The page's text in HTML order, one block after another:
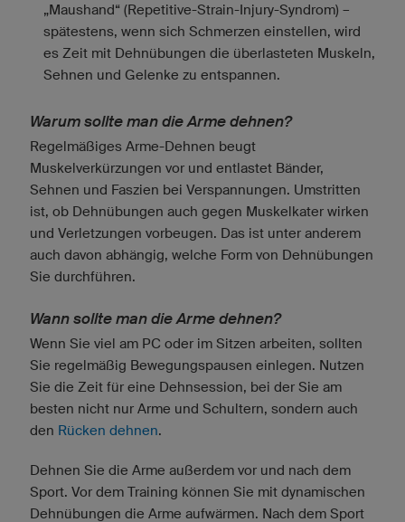
„Maushand“ (Repetitive-Strain-Injury-Syndrom) –
spätestens, wenn sich Schmerzen einstellen, wird
es Zeit mit Dehnübungen die überlasteten Muskeln,
Sehnen und Gelenke zu entspannen.
Warum sollte man die Arme dehnen?
Regelmäßiges Arme-Dehnen beugt
Muskelverkürzungen vor und entlastet Bänder,
Sehnen und Faszien bei Verspannungen. Umstritten
ist, ob Dehnübungen auch gegen Muskelkater wirken
und Verletzungen vorbeugen. Das ist unter anderem
auch davon abhängig, welche Form von Dehnübungen
Sie durchführen.
Wann sollte man die Arme dehnen?
Wenn Sie viel am PC oder im Sitzen arbeiten, sollten
Sie regelmäßig Bewegungspausen einlegen. Nutzen
Sie die Zeit für eine Dehnsession, bei der Sie am
besten nicht nur Arme und Schultern, sondern auch
den Rücken dehnen.
Dehnen Sie die Arme außerdem vor und nach dem
Sport. Vor dem Training können Sie mit dynamischen
Dehnübungen die Arme aufwärmen. Nach dem Sport